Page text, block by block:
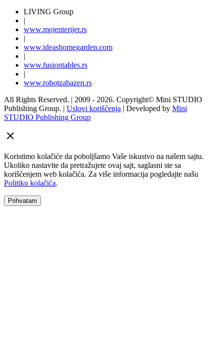
LIVING Group
|
www.mojenterijer.rs
|
www.ideashomegarden.com
|
www.fusiontables.rs
|
www.robotzabazen.rs
All Rights Reserved. | 2009 - 2026. Copyright© Mini STUDIO
Publishing Group. | Uslovi korišćenja | Developed by Mini
STUDIO Publishing Group
Koristimo kolačiće da poboljšamo Vaše iskustvo na našem sajtu.
Ukoliko nastavite da pretražujete ovaj sajt, saglasni ste sa
korišćenjem web kolačića. Za više informacija pogledajte našu
Politiku kolačića.
Prihvatam